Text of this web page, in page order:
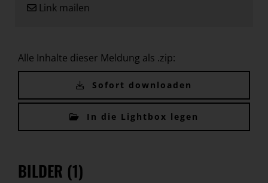
Link mailen
Alle Inhalte dieser Meldung als .zip:
Sofort downloaden
In die Lightbox legen
BILDER (1)